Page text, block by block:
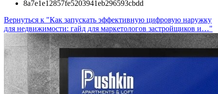
8a7e1e12857fe5203941eb296593cbdd
Вернуться к "Как запускать эффективную цифровую наружку
для недвижимости: гайд для маркетологов застройщиков и…"